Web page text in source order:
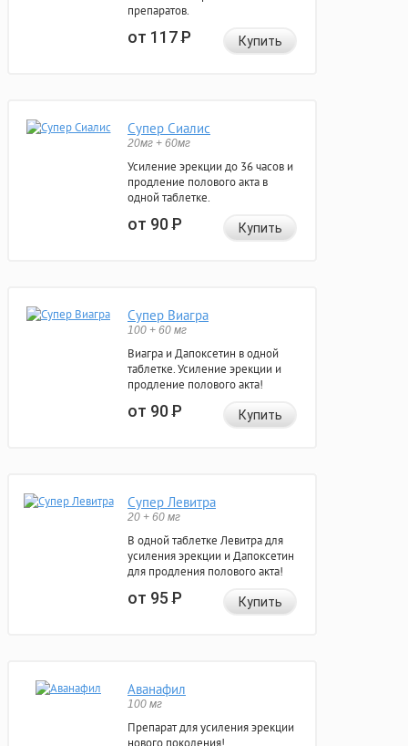
препаратов.
от 117Р Купить
Супер Сиалис
20мг + 60мг
Усиление эрекции до 36 часов и
продление полового акта в
одной таблетке.
от 90Р Купить
Супер Виагра
100 + 60 мг
Виагра и Дапоксетин в одной
таблетке. Усиление эрекции и
продление полового акта!
от 90Р Купить
Супер Левитра
20 + 60 мг
В одной таблетке Левитра для
усиления эрекции и Дапоксетин
для продления полового акта!
от 95Р Купить
Аванафил
100 мг
Препарат для усиления эрекции